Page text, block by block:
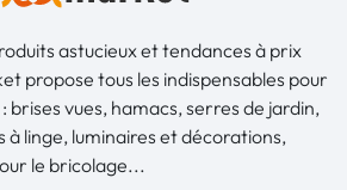
astucieux et tendances à prix
propose tous les indispensables pour
brises vues, hamacs, serres de jardin,
à linge, luminaires et décorations,
le bricolage...